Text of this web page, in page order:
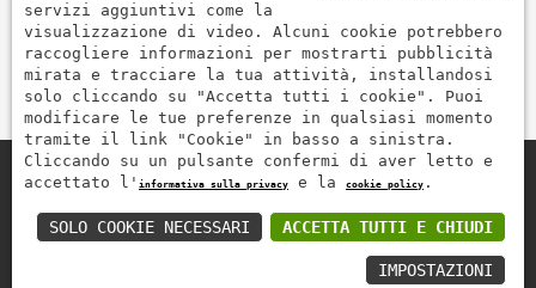
inviare denaro e accettare pagamenti in modo rapido,
semplice e sicuro.
Zem Marmi P.I. 03463990246
Paga in modo sicuro con
servizi aggiuntivi come la
visualizzazione di video. Alcuni cookie potrebbero
raccogliere informazioni per mostrarti pubblicità
mirata e tracciare la tua attività, installandosi
solo cliccando su "Accetta tutti i cookie". Puoi
modificare le tue preferenze in qualsiasi momento
tramite il link "Cookie" in basso a sinistra.
Cliccando su un pulsante confermi di aver letto e
accettato l' informativa sulla privacy e la cookie policy .
ACCETTA TUTTI E CHIUDI
SOLO COOKIE NECESSARI
IMPOSTAZIONI